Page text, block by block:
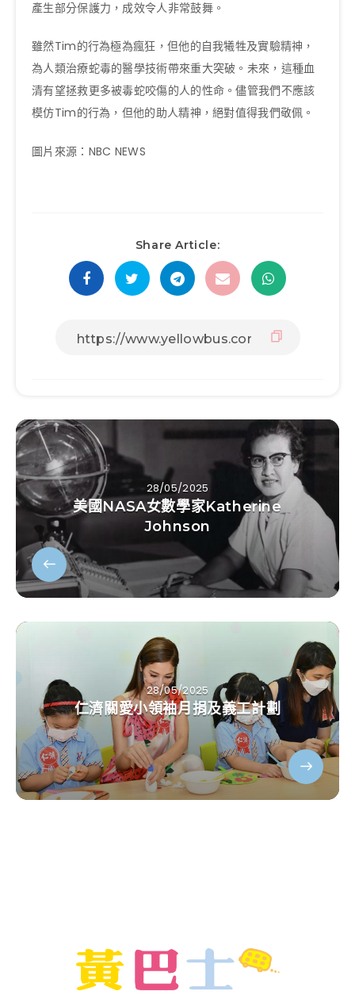
產生部分保護力，成效令人非常鼓舞。
雖然Tim的行為極為瘋狂，但他的自我犧牲及實驗精神，
為人類治療蛇毒的醫學技術帶來重大突破。未來，這種血
清有望拯救更多被毒蛇咬傷的人的性命。儘管我們不應該
模仿Tim的行為，但他的助人精神，絕對值得我們敬佩。
圖片來源：NBC NEWS
Share Article:
28/05/2025
美國NASA女數學家Katherine
Johnson
28/05/2025
仁濟關愛小領袖月捐及義工計劃